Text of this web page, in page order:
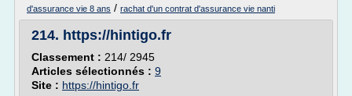
d'assurance vie 8 ans / rachat d'un contrat d'assurance vie nanti
214. https://hintigo.fr
Classement : 214/ 2945
Articles sélectionnés : 9
Site : https://hintigo.fr